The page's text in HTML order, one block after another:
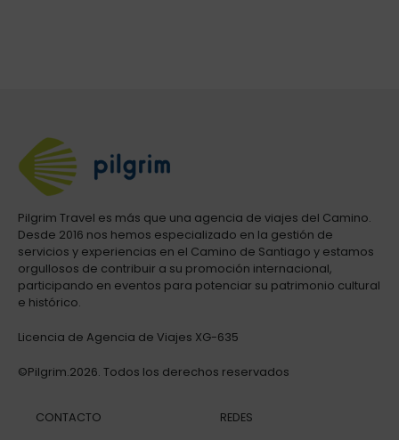
Pilgrim Travel es más que una agencia de viajes del Camino.
Desde 2016 nos hemos especializado en la gestión de
servicios y experiencias en el Camino de Santiago y estamos
orgullosos de contribuir a su promoción internacional,
participando en eventos para potenciar su patrimonio cultural
e histórico.
Licencia de Agencia de Viajes XG-635
©Pilgrim.2026. Todos los derechos reservados
CONTACTO REDES